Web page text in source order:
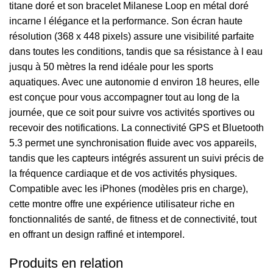
titane doré et son bracelet Milanese Loop en métal doré
incarne l élégance et la performance. Son écran haute
résolution (368 x 448 pixels) assure une visibilité parfaite
dans toutes les conditions, tandis que sa résistance à l eau
jusqu à 50 mètres la rend idéale pour les sports
aquatiques. Avec une autonomie d environ 18 heures, elle
est conçue pour vous accompagner tout au long de la
journée, que ce soit pour suivre vos activités sportives ou
recevoir des notifications. La connectivité GPS et Bluetooth
5.3 permet une synchronisation fluide avec vos appareils,
tandis que les capteurs intégrés assurent un suivi précis de
la fréquence cardiaque et de vos activités physiques.
Compatible avec les iPhones (modèles pris en charge),
cette montre offre une expérience utilisateur riche en
fonctionnalités de santé, de fitness et de connectivité, tout
en offrant un design raffiné et intemporel.
Produits en relation